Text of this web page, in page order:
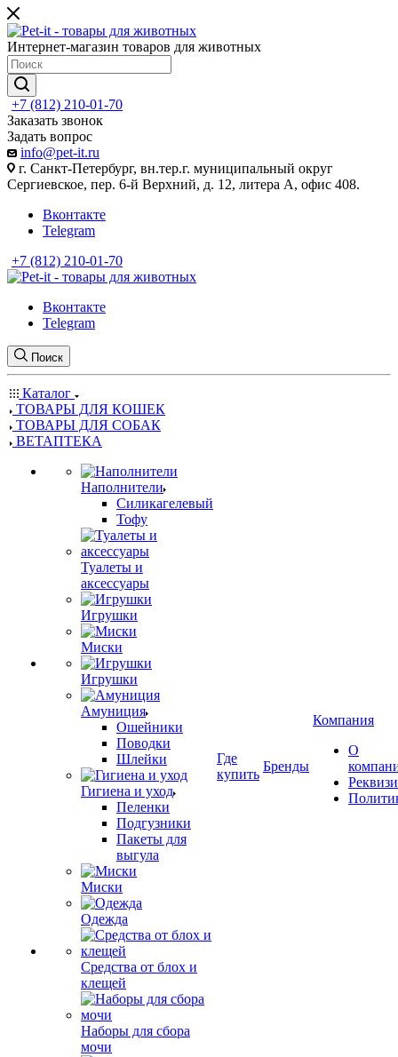
Интернет-магазин товаров для животных
+7 (812) 210-01-70
Заказать звонок
Задать вопрос
info@pet-it.ru
г. Санкт-Петербург, вн.тер.г. муниципальный округ
Сергиевское, пер. 6-й Верхний, д. 12, литера А, офис 408.
Вконтакте
Telegram
+7 (812) 210-01-70
Вконтакте
Telegram
Поиск
Каталог
ТОВАРЫ ДЛЯ КОШЕК
ТОВАРЫ ДЛЯ СОБАК
ВЕТАПТЕКА
Наполнители
Силикагелевый
Тофу
Туалеты и
аксессуары
Игрушки
Миски
Игрушки
Амуниция
Ошейники
Поводки
Шлейки
Гигиена и уход
Пеленки
Подгузники
Пакеты для
выгула
Миски
Одежда
Средства от блох и
клещей
Наборы для сбора
мочи
Где
купить
Бренды
Компания
О